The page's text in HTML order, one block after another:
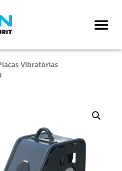
Vibratórias